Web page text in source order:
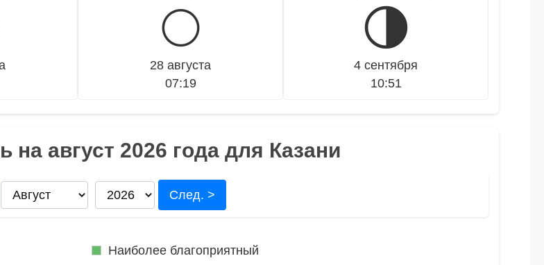
🌕
28 августа
07:19
🌗
4 сентября
10:51
август 2026 года для Казани
След. >
Наиболее благоприятный